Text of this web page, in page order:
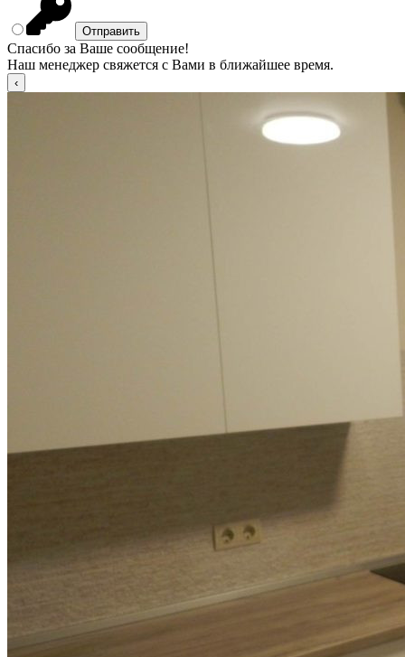
Спасибо за Ваше сообщение!
Наш менеджер свяжется с Вами в ближайшее время.